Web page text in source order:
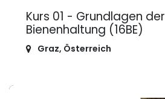
Kurs 01 - Grundlagen der
Bienenhaltung (16BE)
Graz, Österreich